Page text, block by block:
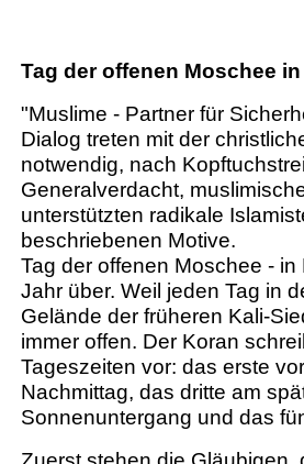
Tag der offenen Moschee
"Muslime - Partner für
Dialog treten mit der
notwendig, nach
Generalverdacht,
unterstützten radikale
beschriebenen Motive.
Tag der offenen Moschee -
Jahr über. Weil jeden Tag in
Gelände der früheren Kali-
immer offen. Der Koran
Tageszeiten vor: das erste
Nachmittag, das dritte am
Sonnenuntergang und das